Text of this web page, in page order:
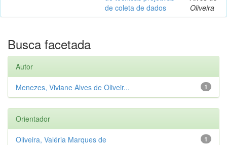
de coleta de dados
Oliveira
Busca facetada
Autor
1
Menezes, Viviane Alves de Oliveir...
Orientador
1
Oliveira, Valéria Marques de